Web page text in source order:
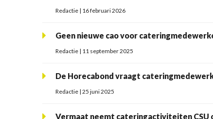
Redactie | 16 februari 2026
Geen nieuwe cao voor
Redactie | 11 september 2025
De Horecabond vraagt
Redactie | 25 juni 2025
Vermaat neemt cateringactiviteiten CSU